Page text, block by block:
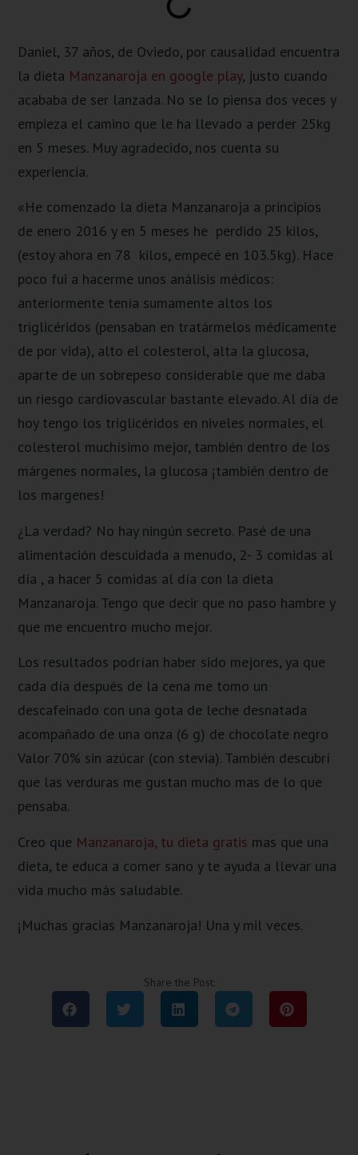
Daniel, 37 años, de Oviedo, por causalidad encuentra
la dieta Manzanaroja en google play, justo cuando
acababa de ser lanzada. No se lo piensa dos veces y
empieza el camino que le ha llevado a perder 25kg
en 5 meses. Muy agradecido, nos cuenta su
experiencia.
«He comenzado la dieta Manzanaroja a principios
de enero 2016 y en 5 meses he perdido 25 kilos,
(estoy ahora en 78 kilos, empecé en 103.5kg). Hace
poco fui a hacerme unos análisis médicos:
anteriormente tenía sumamente altos los
triglicéridos (pensaban en tratármelos médicamente
de por vida), alto el colesterol, alta la glucosa,
aparte de un sobrepeso considerable que me daba
un riesgo cardiovascular bastante elevado. Al día de
hoy tengo los triglicéridos en niveles normales, el
colesterol muchísimo mejor, también dentro de los
márgenes normales, la glucosa ¡también dentro de
los margenes!
¿La verdad? No hay ningún secreto. Pasé de una
alimentación descuidada a menudo, 2- 3 comidas al
día , a hacer 5 comidas al día con la dieta
Manzanaroja. Tengo que decir que no paso hambre y
que me encuentro mucho mejor.
Los resultados podrían haber sido mejores, ya que
cada día después de la cena me tomo un
descafeinado con una gota de leche desnatada
acompañado de una onza (6 g) de chocolate negro
Valor 70% sin azúcar (con stevia). También descubrí
que las verduras me gustan mucho mas de lo que
pensaba.
Creo que Manzanaroja, tu dieta gratis mas que una
dieta, te educa a comer sano y te ayuda a llevar una
vida mucho más saludable.
¡Muchas gracias Manzanaroja! Una y mil veces.
Share the Post: